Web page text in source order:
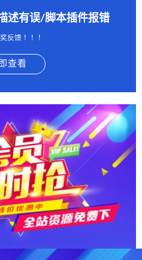
述有误/脚本插件报错
反馈 ！！！
查看